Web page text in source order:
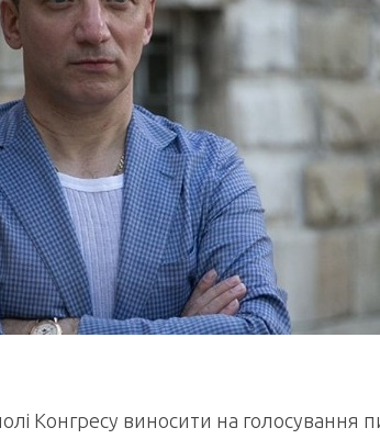
Конгресу виносити на голосування